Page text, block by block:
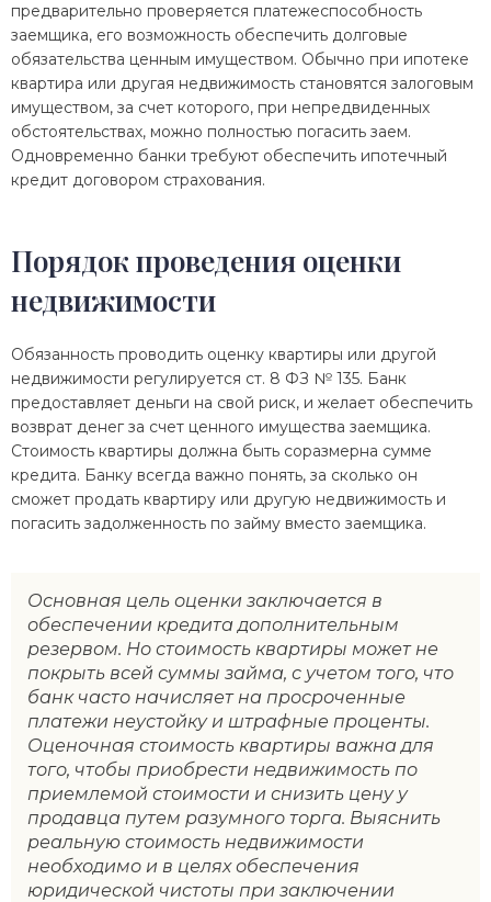
предварительно проверяется платежеспособность
заемщика, его возможность обеспечить долговые
обязательства ценным имуществом. Обычно при ипотеке
квартира или другая недвижимость становятся залоговым
имуществом, за счет которого, при непредвиденных
обстоятельствах, можно полностью погасить заем.
Одновременно банки требуют обеспечить ипотечный
кредит договором страхования.
Порядок проведения оценки
недвижимости
Обязанность проводить оценку квартиры или другой
недвижимости регулируется ст. 8 ФЗ № 135. Банк
предоставляет деньги на свой риск, и желает обеспечить
возврат денег за счет ценного имущества заемщика.
Стоимость квартиры должна быть соразмерна сумме
кредита. Банку всегда важно понять, за сколько он
сможет продать квартиру или другую недвижимость и
погасить задолженность по займу вместо заемщика.
Основная цель оценки заключается в
обеспечении кредита дополнительным
резервом. Но стоимость квартиры может не
покрыть всей суммы займа, с учетом того, что
банк часто начисляет на просроченные
платежи неустойку и штрафные проценты.
Оценочная стоимость квартиры важна для
того, чтобы приобрести недвижимость по
приемлемой стоимости и снизить цену у
продавца путем разумного торга. Выяснить
реальную стоимость недвижимости
необходимо и в целях обеспечения
юридической чистоты при заключении